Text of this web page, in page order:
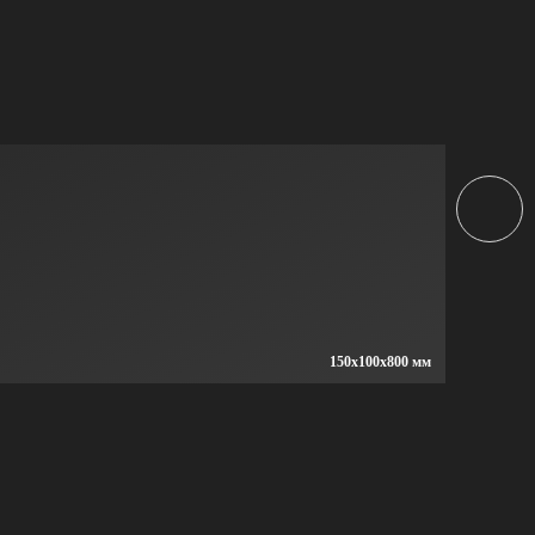
150x100x800 мм